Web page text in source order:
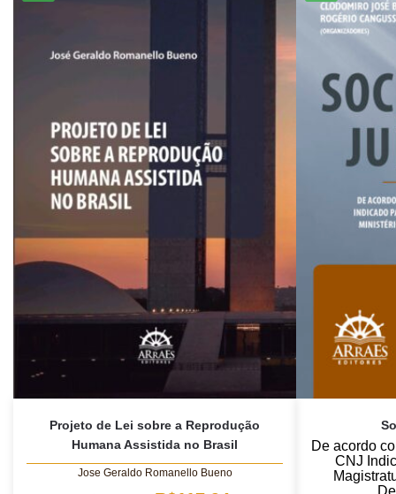
Projeto de Lei sobre a Reprodução
Humana Assistida no Brasil
Jose Geraldo Romanello Bueno
De acordo
CNJ